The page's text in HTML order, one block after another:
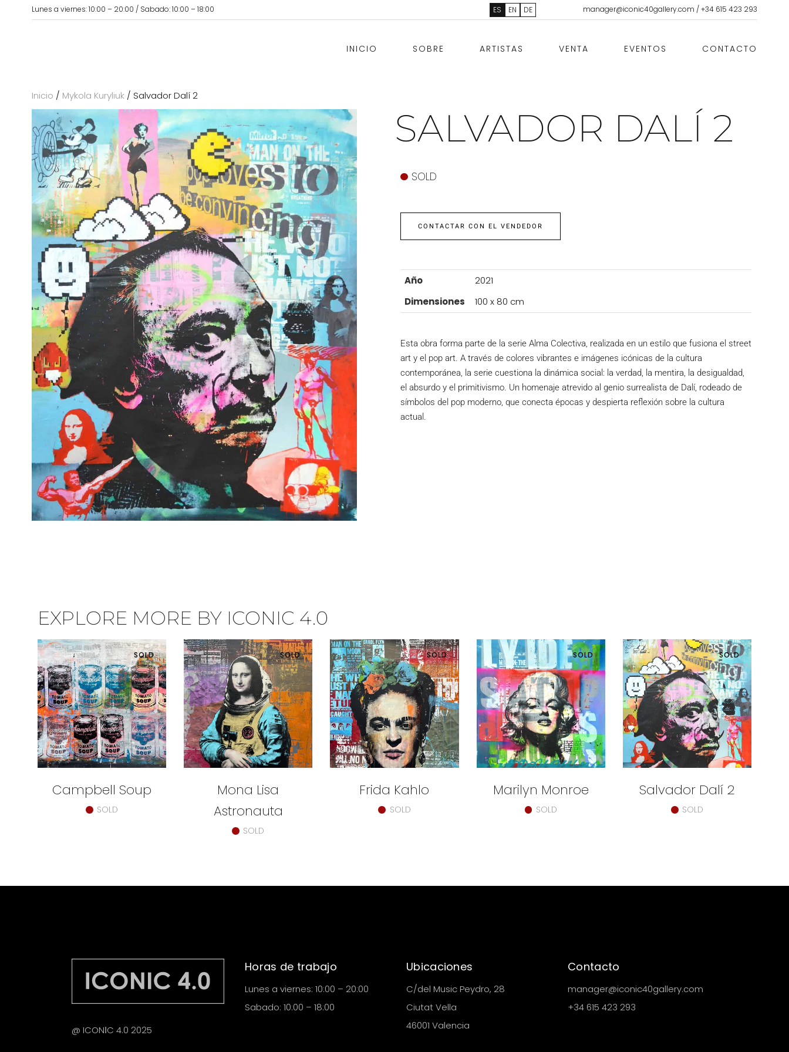
Lunes a viernes: 10:00 – 20:00 / Sabado: 10:00 – 18:00 ES EN DE manager@iconic40gallery.com /+34 615 423 293
INICIO SOBRE ARTISTAS VENTA EVENTOS CONTACTO
Inicio / Mykola Kuryliuk/ Salvador Dalí 2
SALVADOR DALÍ 2
SOLD
CONTACTAR CON EL VENDEDOR
Año
2021
Dimensiones
100 x 80 cm
Esta obra forma parte de la serie Alma Colectiva, realizada en un estilo que fusiona el street
art y el pop art. A través de colores vibrantes e imágenes icónicas de la cultura
contemporánea, la serie cuestiona la dinámica social: la verdad, la mentira, la desigualdad,
el absurdo y el primitivismo. Un homenaje atrevido al genio surrealista de Dalí, rodeado de
símbolos del pop moderno, que conecta épocas y despierta reflexión sobre la cultura
actual.
EXPLORE MORE BY ICONIC 4.0
SOLD
Campbell Soup
SOLD
SOLD
Mona Lisa
Astronauta
SOLD
SOLD
Frida Kahlo
SOLD
SOLD
Marilyn Monroe
SOLD
SOLD
Salvador Dalí 2
SOLD
@ ICONІC 4.0 2025
Horas de trabajo
Lunes a viernes: 10:00 – 20:00
Sabado: 10:00 – 18:00
Ubicaciones
C/del Music Peydro, 28
Ciutat Vella
46001 Valencia
Contacto
manager@iconic40gallery.com
+34 615 423 293